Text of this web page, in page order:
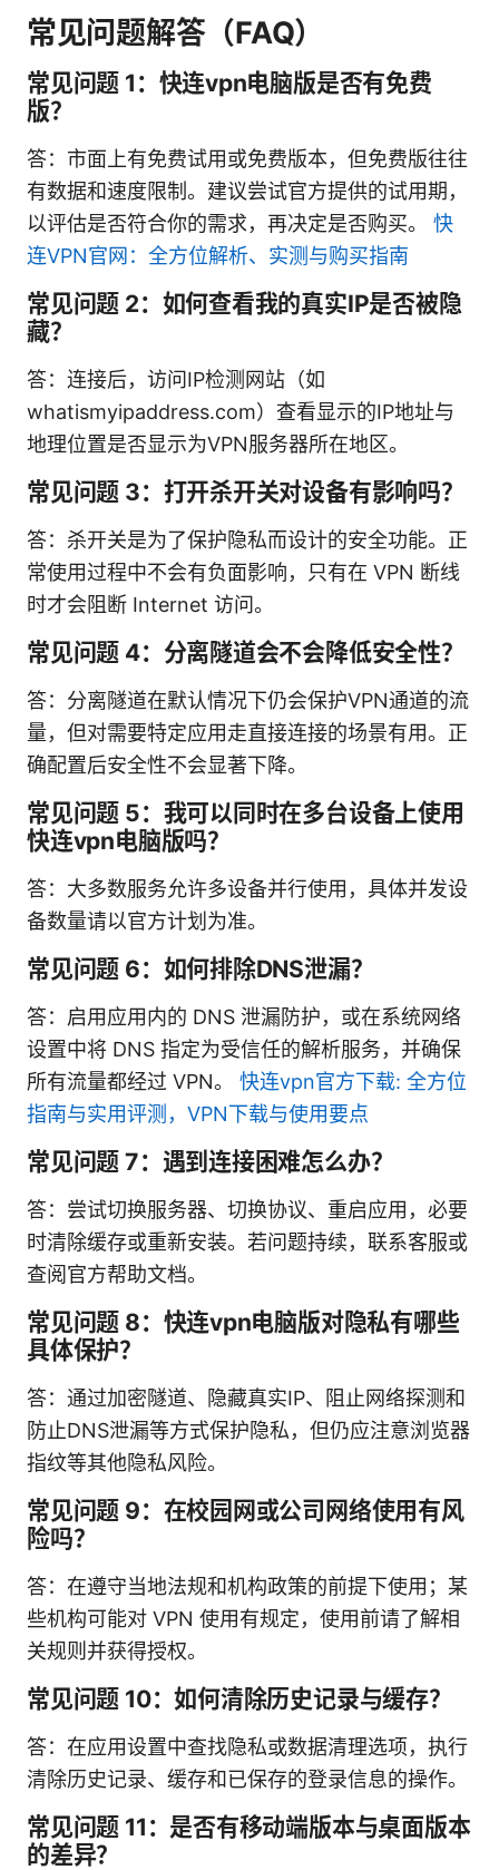
常见问题解答（FAQ）
常见问题 1：快连vpn电脑版是否有免费
版？
答：市面上有免费试用或免费版本，但免费版往往
有数据和速度限制。建议尝试官方提供的试用期，
以评估是否符合你的需求，再决定是否购买。 快
连VPN官网：全方位解析、实测与购买指南
常见问题 2：如何查看我的真实IP是否被隐
藏？
答：连接后，访问IP检测网站（如
whatismyipaddress.com）查看显示的IP地址与
地理位置是否显示为VPN服务器所在地区。
常见问题 3：打开杀开关对设备有影响吗？
答：杀开关是为了保护隐私而设计的安全功能。正
常使用过程中不会有负面影响，只有在 VPN 断线
时才会阻断 Internet 访问。
常见问题 4：分离隧道会不会降低安全性？
答：分离隧道在默认情况下仍会保护VPN通道的流
量，但对需要特定应用走直接连接的场景有用。正
确配置后安全性不会显著下降。
常见问题 5：我可以同时在多台设备上使用
快连vpn电脑版吗？
答：大多数服务允许多设备并行使用，具体并发设
备数量请以官方计划为准。
常见问题 6：如何排除DNS泄漏？
答：启用应用内的 DNS 泄漏防护，或在系统网络
设置中将 DNS 指定为受信任的解析服务，并确保
所有流量都经过 VPN。 快连vpn官方下载: 全方位
指南与实用评测，VPN下载与使用要点
常见问题 7：遇到连接困难怎么办？
答：尝试切换服务器、切换协议、重启应用，必要
时清除缓存或重新安装。若问题持续，联系客服或
查阅官方帮助文档。
常见问题 8：快连vpn电脑版对隐私有哪些
具体保护？
答：通过加密隧道、隐藏真实IP、阻止网络探测和
防止DNS泄漏等方式保护隐私，但仍应注意浏览器
指纹等其他隐私风险。
常见问题 9：在校园网或公司网络使用有风
险吗？
答：在遵守当地法规和机构政策的前提下使用；某
些机构可能对 VPN 使用有规定，使用前请了解相
关规则并获得授权。
常见问题 10：如何清除历史记录与缓存？
答：在应用设置中查找隐私或数据清理选项，执行
清除历史记录、缓存和已保存的登录信息的操作。
常见问题 11：是否有移动端版本与桌面版本
的差异？